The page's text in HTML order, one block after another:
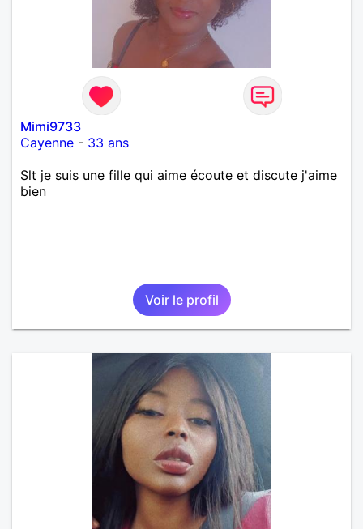
Mimi9733
Cayenne - 33 ans
Slt je suis une fille qui aime écoute et discute j'aime
bien
Voir le profil